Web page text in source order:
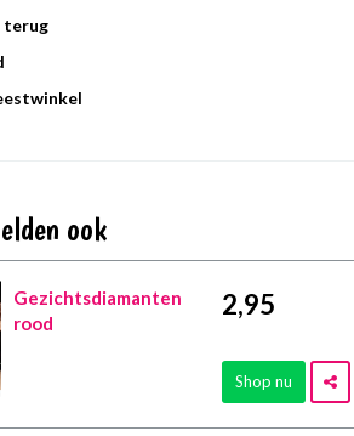
terug
ook
Gezichtsdiamanten
rood
2,95
Shop nu